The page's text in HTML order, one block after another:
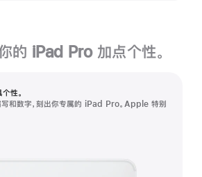
的 iPad Pro 加点个性。
性。
写和数字，刻出你专属的 iPad Pro。Apple 特别